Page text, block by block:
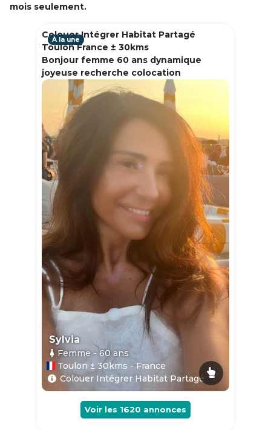
mois seulement.
Colouer Intégrer Habitat Partagé
Toulon France ± 30kms
Bonjour femme 60 ans dynamique
joyeuse recherche colocation
À la une
Sylvia
Femme - 60ans
Toulon ± 30kms - France
Colouer Intégrer Habitat Partagé
Voir les 1620 annonces